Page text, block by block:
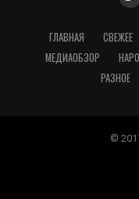
ГЛАВНАЯ СВЕЖЕЕ
МЕДИАОБЗОР
РАЗНОЕ
©